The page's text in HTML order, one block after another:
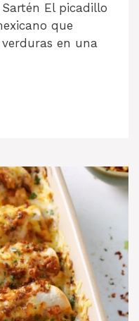
El picadillo
que
en una